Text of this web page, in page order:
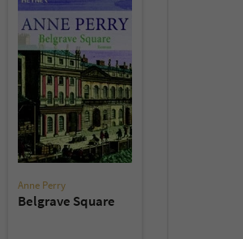
Anne Perry
Belgrave Square